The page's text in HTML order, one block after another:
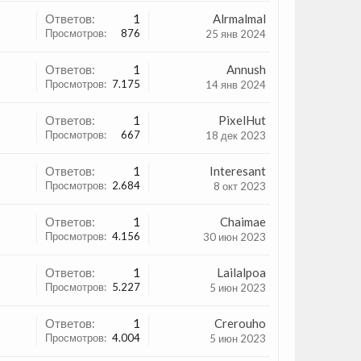
Ответов: 1
Просмотров: 876
Alrmalmal
25 янв 2024
Ответов: 1
Просмотров: 7.175
Annush
14 янв 2024
Ответов: 1
Просмотров: 667
PixelHut
18 дек 2023
Ответов: 1
Просмотров: 2.684
Interesant
8 окт 2023
Ответов: 1
Просмотров: 4.156
Chaimae
30 июн 2023
Ответов: 1
Просмотров: 5.227
Lailalpoa
5 июн 2023
Ответов: 1
Просмотров: 4.004
Crerouho
5 июн 2023